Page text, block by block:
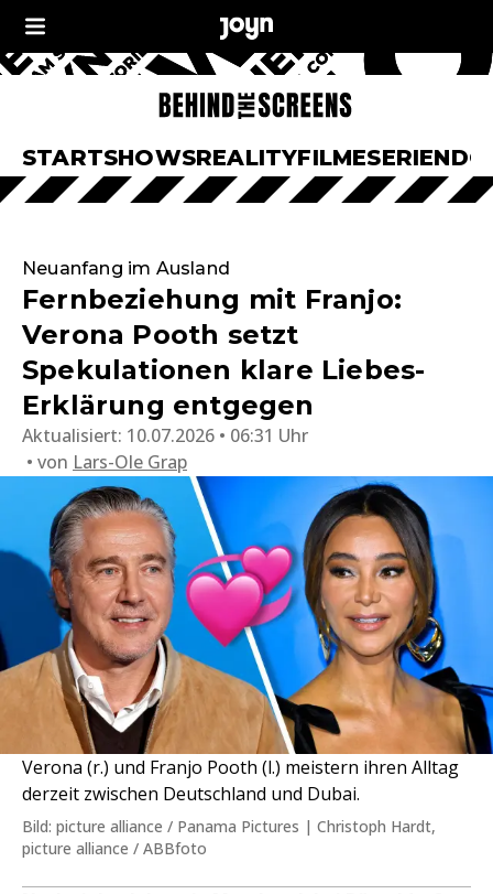
STARTSHOWSREALITYFILMESERIEN
Neuanfang im Ausland
Fernbeziehung mit Franjo:
Verona Pooth setzt
Spekulationen klare Liebes-
Erklärung entgegen
Aktualisiert: 10.07.2026 • 06:31 Uhr
von Lars-Ole Grap
Verona (r.) und Franjo Pooth (l.) meistern ihren Alltag
derzeit zwischen Deutschland und Dubai.
Bild: picture alliance / Panama Pictures | Christoph Hardt,
picture alliance / ABBfoto